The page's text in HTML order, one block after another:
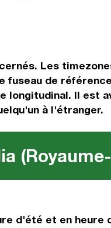
Les
fuseau de
longitudinal. Il est
à l'étranger.
d'été et en heure